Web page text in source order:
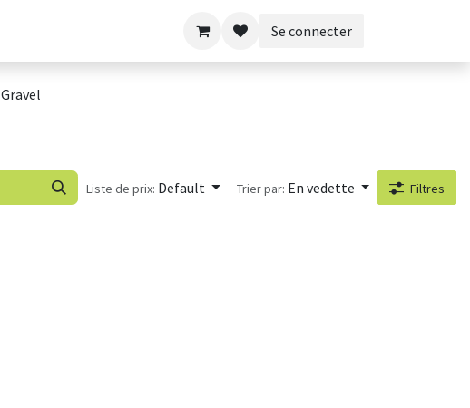
Se connecter
Gravel
Liste de prix: Default Trier par: En vedette Filtres